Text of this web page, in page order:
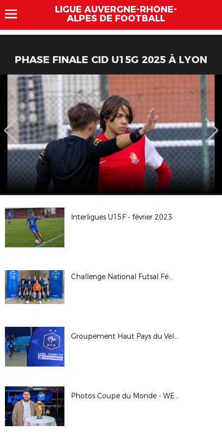
LIGUE AUVERGNE-RHÔNE-
ALPES DE FOOTBALL
PHASE FINALE CID U15G 2025 À LYON
Interligues U15F - février 2023
Challenge National Futsal Féminin - Finale Régionale 2023
Groupement Haut Pays du Velay : remise régionale du label jeunes FFF Crédit Agricole
Photos Coupe du Monde - WE des Bénévoles à Clairefontaine - Janvier 2023